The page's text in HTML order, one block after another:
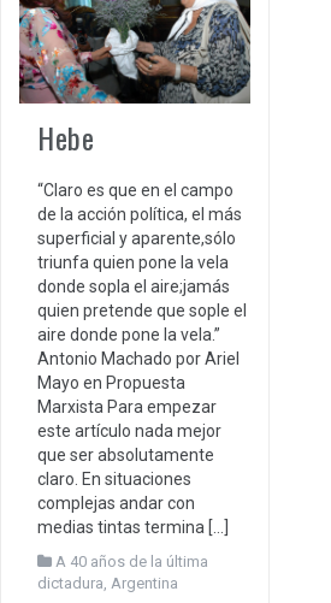
Hebe
“Claro es que en el campo
de la acción política, el más
superficial y aparente,sólo
triunfa quien pone la vela
donde sopla el aire;jamás
quien pretende que sople el
aire donde pone la vela.”
Antonio Machado por Ariel
Mayo en Propuesta
Marxista Para empezar
este artículo nada mejor
que ser absolutamente
claro. En situaciones
complejas andar con
medias tintas termina […]
A 40 años de la última
dictadura Argentina